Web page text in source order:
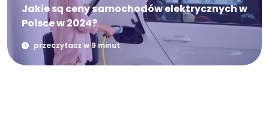
Jakie są ceny samochodów elektrycznych w
Polsce w 2024?
przeczytasz w 9 minut